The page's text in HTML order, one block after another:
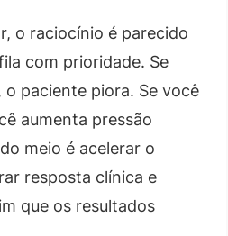
o raciocínio é parecido
com prioridade. Se
o paciente piora. Se você
aumenta pressão
meio é acelerar o
resposta clínica e
que os resultados